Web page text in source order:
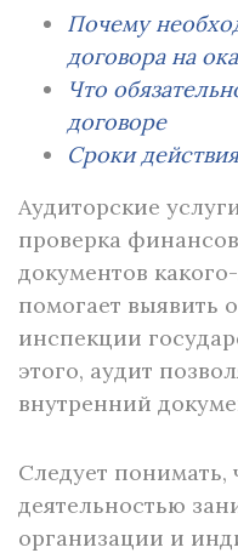
Почему
договора на
Что
договоре
Сроки
Аудиторские
проверка
документов
помогает выявить
инспекции
этого, аудит
внутренний
Следует понимать,
деятельностью
организации и